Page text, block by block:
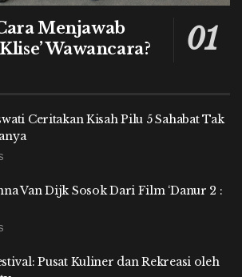
Menjawab
Wawancara?
Ceritakan Kisah Pilu 5 Sahabat Tak
Van Dijk Sosok Dari Film ‘Danur 2 :
Pusat Kuliner dan Rekreasi oleh